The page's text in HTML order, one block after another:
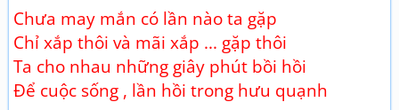
Chưa may mắn có lần nào ta gặp
Chỉ xắp thôi và mãi xắp ... gặp thôi
Ta cho nhau những giây phút bồi hồi
Để cuộc sống , lần hồi trong hưu quạnh